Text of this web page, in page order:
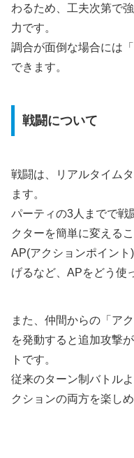
わるため、工夫次第で
力です。
調合が面倒な場合には
できます。
戦闘について
戦闘は、リアルタイム
ます。
パーティの3人までで戦
クターを簡単に変える
AP(アクションポイン
げるなど、APをどう使
また、仲間からの「ア
を発動すると追加攻撃
トです。
従来のターン制バトル
クションの両方を楽しめ